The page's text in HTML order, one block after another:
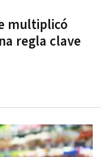
multiplicó
regla clave